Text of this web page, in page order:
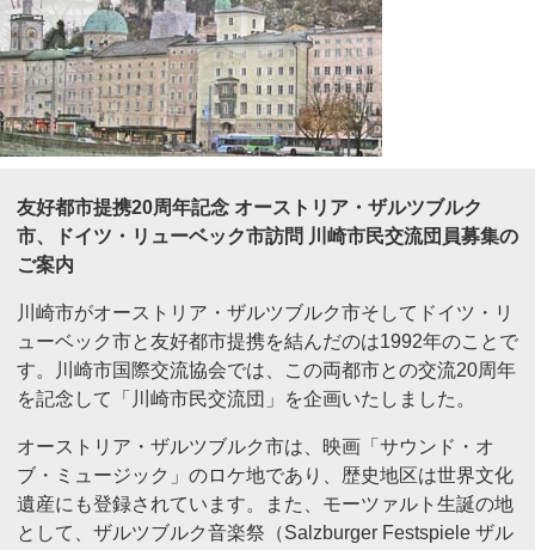
友好都市提携20周年記念 オーストリア・ザルツブルク
市、ドイツ・リューベック市訪問 川崎市民交流団員募集の
ご案内
川崎市がオーストリア・ザルツブルク市そしてドイツ・リ
ューベック市と友好都市提携を結んだのは1992年のことで
す。川崎市国際交流協会では、この両都市との交流20周年
を記念して「川崎市民交流団」を企画いたしました。
オーストリア・ザルツブルク市は、映画「サウンド・オ
ブ・ミュージック」のロケ地であり、歴史地区は世界文化
遺産にも登録されています。また、モーツァルト生誕の地
として、ザルツブルク音楽祭（Salzburger Festspiele ザル